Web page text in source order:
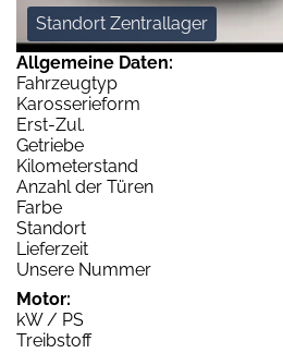
Standort Zentrallager
Allgemeine Daten:
Fahrzeugtyp
Karosserieform
Erst-Zul.
Getriebe
Kilometerstand
Anzahl der Türen
Farbe
Standort
Lieferzeit
Unsere Nummer
Motor:
kW / PS
Treibstoff